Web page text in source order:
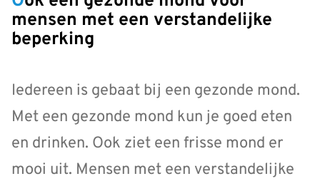
mensen met een verstandelijke
beperking
Iedereen is gebaat bij een gezonde mond.
Met een gezonde mond kun je goed eten
en drinken. Ook ziet een frisse mond er
mooi uit. Mensen met een verstandelijke